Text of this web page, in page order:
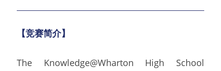
【竞赛简介】
The Knowledge@Wharton High School